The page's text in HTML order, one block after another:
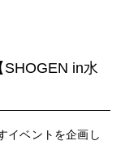
in水
イベントを企画し